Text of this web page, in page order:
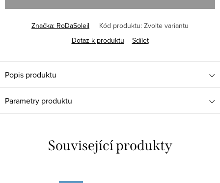
Značka: RoDaSoleil Kód produktu: Zvolte variantu
Dotaz k produktu
Sdílet
Popis produktu
Parametry produktu
Související produkty